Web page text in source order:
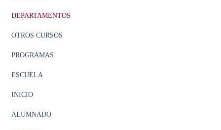
DEPARTAMENTOS
OTROS CURSOS
PROGRAMAS
ESCUELA
INICIO
ALUMNADO